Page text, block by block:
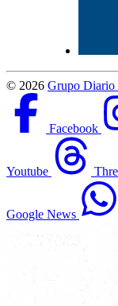
© 2026 Grupo Diario
Facebook
Youtube
Google News